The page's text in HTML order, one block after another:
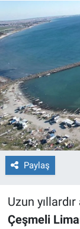
Paylaş
Uzun
Çeşmeli